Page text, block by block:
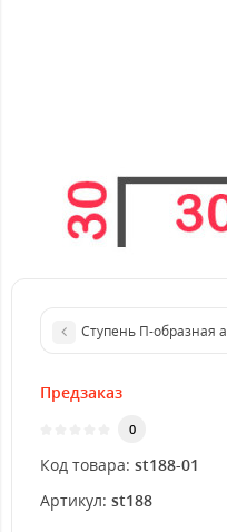
Ступень П-образная
Предзаказ
0
Код товара: st188-01
Артикул: st188